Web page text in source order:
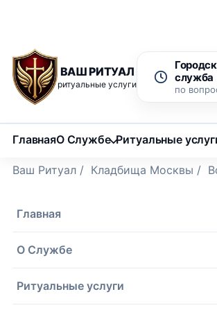
ВАШ РИТУАЛ
ритуальные услуги
служба
по
ГлавнаяО Службе Ритуальные
Ваш Ритуал / Кладбища Москвы /
Главная
О Службе
Ритуальные услуги